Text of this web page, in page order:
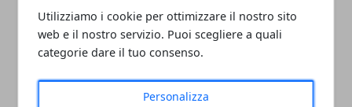
Utilizziamo i cookie per ottimizzare il nostro sito
web e il nostro servizio. Puoi scegliere a quali
categorie dare il tuo consenso.
Personalizza
Facebook
TwitterWhatsapp